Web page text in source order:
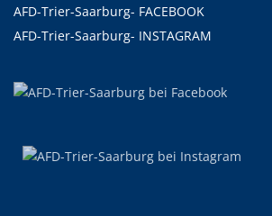
AFD-Trier-Saarburg- FACEBOOK
AFD-Trier-Saarburg- INSTAGRAM